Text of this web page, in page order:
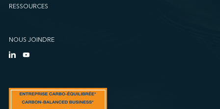
Sollio Agriculture (Québec)
SSA Marine (Stockton)
SSA Marine (Vancouver Cruise)
RESSOURCES
NOUS JOINDRE